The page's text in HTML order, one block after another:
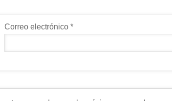
Correo electrónico*